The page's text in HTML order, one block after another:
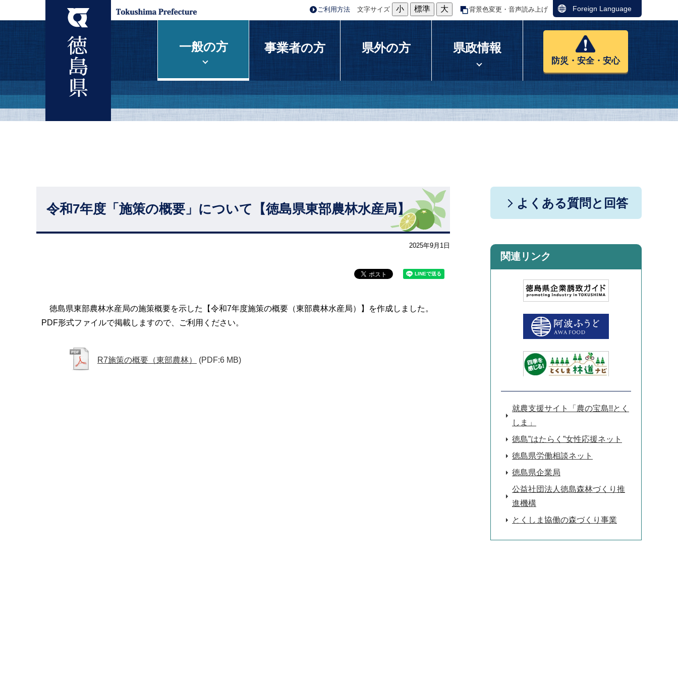
ご利用方法 文字サイズ 小 標準 大 背景色変更・音声読み上げ Foreign Language
一般の方 事業者の方 県外の方 県政情報
防災・安全・安心
令和7年度「施策の概要」について【徳島県東部農林水産局】
2025年9月1日
徳島県東部農林水産局の施策概要を示した【令和7年度施策の概要（東部農林水産局）】を作成しました。
PDF形式ファイルで掲載しますので、ご利用ください。
R7施策の概要（東部農林） (PDF:6 MB)
よくある質問と回答
関連リンク
就農支援サイト「農の宝島!!とく
しま」
徳島”はたらく”女性応援ネット
徳島県労働相談ネット
徳島県企業局
公益社団法人徳島森林づくり推
進機構
とくしま協働の森づくり事業